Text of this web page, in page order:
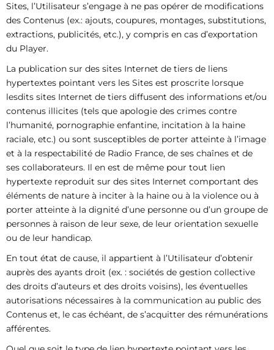
Sites, l’Utilisateur s’engage à ne pas opérer de modifications
des Contenus (ex.: ajouts, coupures, montages, substitutions,
extractions, publicités, etc.), y compris en cas d’exportation
du Player.
La publication sur des sites Internet de tiers de liens
hypertextes pointant vers les Sites est proscrite lorsque
lesdits sites Internet de tiers diffusent des informations et/ou
contenus illicites (tels que apologie des crimes contre
l’humanité, pornographie enfantine, incitation à la haine
raciale, etc.) ou sont susceptibles de porter atteinte à l’image
et à la respectabilité de Radio France, de ses chaînes et de
ses collaborateurs. Il en est de même pour tout lien
hypertexte reproduit sur des sites Internet comportant des
éléments de nature à inciter à la haine ou à la violence ou à
porter atteinte à la dignité d’une personne ou d’un groupe de
personnes à raison de leur sexe, de leur orientation sexuelle
ou de leur handicap.
En tout état de cause, il appartient à l’Utilisateur d’obtenir
auprès des ayants droit (ex. : sociétés de gestion collective
des droits d’auteurs et des droits voisins), les éventuelles
autorisations nécessaires à la communication au public des
Contenus et, le cas échéant, de s’acquitter des rémunérations
afférentes.